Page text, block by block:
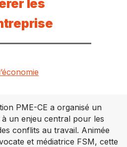
les
PME-CE a organisé un
un enjeu central pour les
conflits au travail. Animée
et médiatrice FSM, cette